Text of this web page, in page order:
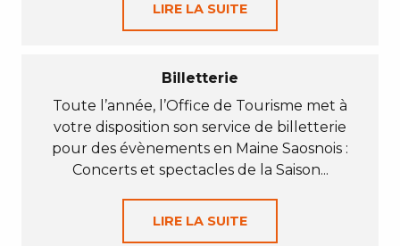
LIRE LA SUITE
Billetterie
Toute l’année, l’Office de Tourisme met à
votre disposition son service de billetterie
pour des évènements en Maine Saosnois :
Concerts et spectacles de la Saison...
LIRE LA SUITE